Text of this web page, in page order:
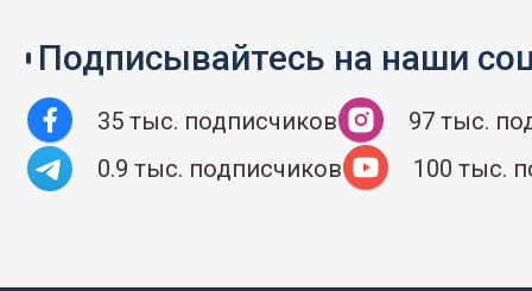
Подписывайтесь на наши
35 тыс. подписчиков
97 тыс.
0.9 тыс. подписчиков
100 тыс.